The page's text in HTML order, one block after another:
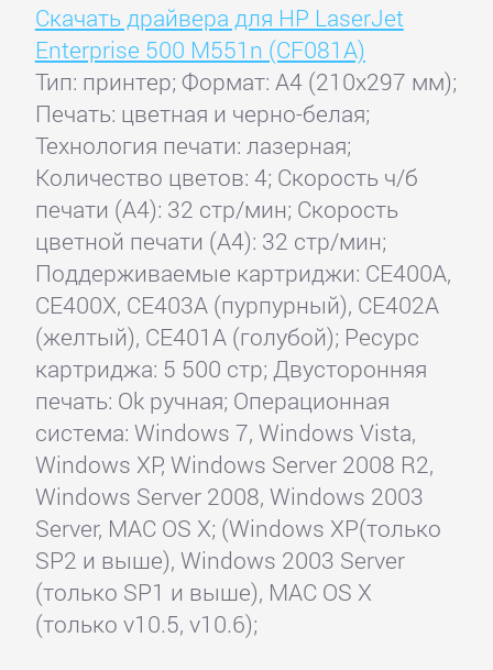
Скачать драйвера для HP LaserJet
Enterprise 500 M551n (CF081A)
Тип: принтер; Формат: A4 (210x297 мм);
Печать: цветная и черно-белая;
Технология печати: лазерная;
Количество цветов: 4; Скорость ч/б
печати (А4): 32 стр/мин; Скорость
цветной печати (А4): 32 стр/мин;
Поддерживаемые картриджи: CE400A,
CE400X, CE403A (пурпурный), CE402A
(желтый), CE401A (голубой); Ресурс
картриджа: 5 500 стр; Двусторонняя
печать: Ok ручная; Операционная
система: Windows 7, Windows Vista,
Windows XP, Windows Server 2008 R2,
Windows Server 2008, Windows 2003
Server, MAC OS X; (Windows XP(только
SP2 и выше), Windows 2003 Server
(только SP1 и выше), MAC OS X
(только v10.5, v10.6);